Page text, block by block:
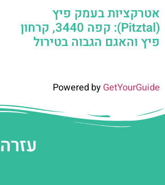
אטרקציות בעמק פיץ
(Pitztal): קפה 3440, קרחון
פיץ והאגם הגבוה בטירול
Powered byGetYourGuide